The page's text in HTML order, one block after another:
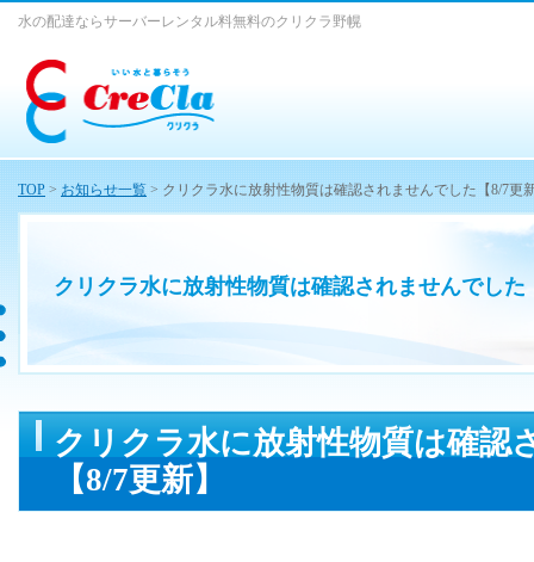
クリクラ水に放射性物質は確認されませんでした
水の配達ならサーバーレンタル料無料のクリクラ野幌
クリクラ水に放射性物質は確認
【8/7更新】
TOP > お知らせ一覧 > クリクラ水に放射性物質は確認されませんでした【8/7更